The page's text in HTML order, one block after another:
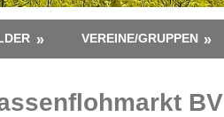
VEREINE/GRUPPEN
BV